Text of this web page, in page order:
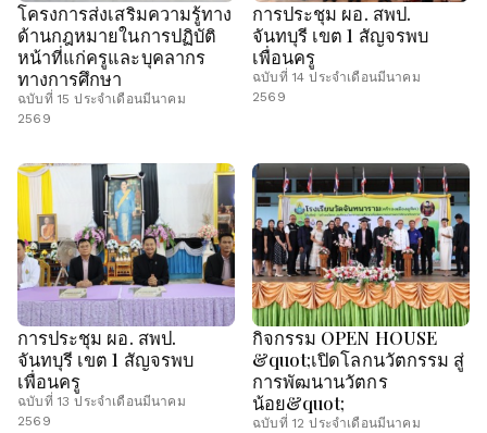
โครงการส่งเสริมความรู้ทาง
ด้านกฎหมายในการปฏิบัติ
หน้าที่แก่ครูและบุคลากร
ทางการศึกษา
ฉบับที่ 15 ประจำเดือนมีนาคม
2569
การประชุม ผอ. สพป.
จันทบุรี เขต 1 สัญจรพบ
เพื่อนครู
ฉบับที่ 14 ประจำเดือนมีนาคม
2569
การประชุม ผอ. สพป.
จันทบุรี เขต 1 สัญจรพบ
เพื่อนครู
ฉบับที่ 13 ประจำเดือนมีนาคม
2569
กิจกรรม OPEN HOUSE
&quot;เปิดโลกนวัตกรรม สู่
การพัฒนานวัตกร
น้อย&quot;
ฉบับที่ 12 ประจำเดือนมีนาคม